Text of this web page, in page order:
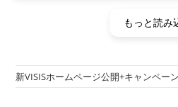
かわらず、保水力がわかるくら
乾燥しにくくなり、キメが整い
もっと読み
新VISISホームページ公開+キャンペー